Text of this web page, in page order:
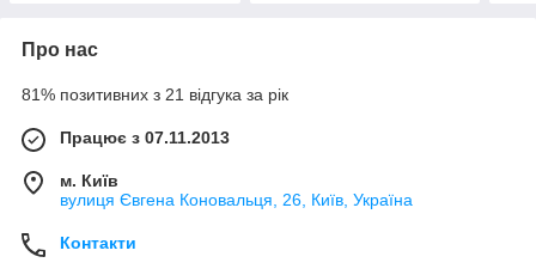
Про нас
81% позитивних з 21 відгука за рік
Працює з 07.11.2013
м. Київ
вулиця Євгена Коновальця, 26, Київ, Україна
Контакти